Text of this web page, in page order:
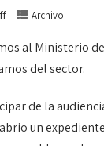
Archivo
al Ministerio
del sector.
de la
un